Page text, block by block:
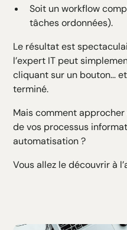
Soit un workflow
tâches ordonnées).
Le résultat est
l’expert IT peut
cliquant sur un bouton…
terminé.
Mais comment
de vos processus
automatisation ?
Vous allez le découvrir à